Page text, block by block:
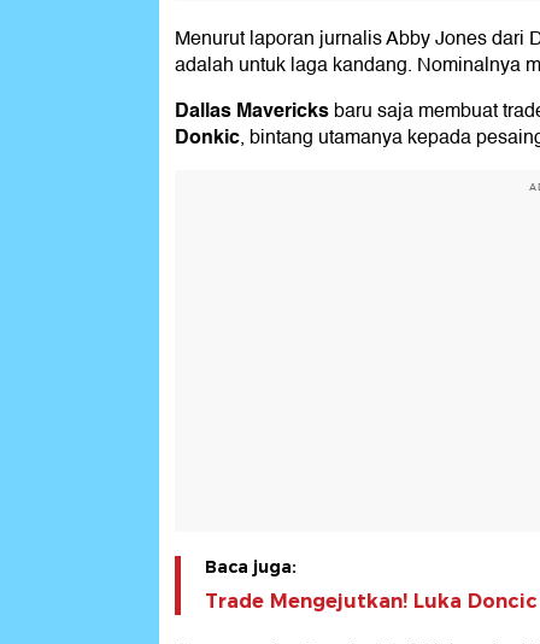
Menurut laporan jurnalis Abby Jones dari
adalah untuk laga kandang. Nominalnya
Dallas Mavericksbaru saja membuat
Donkic, bintang utamanya kepada
Baca juga:
Trade Mengejutkan! Luka